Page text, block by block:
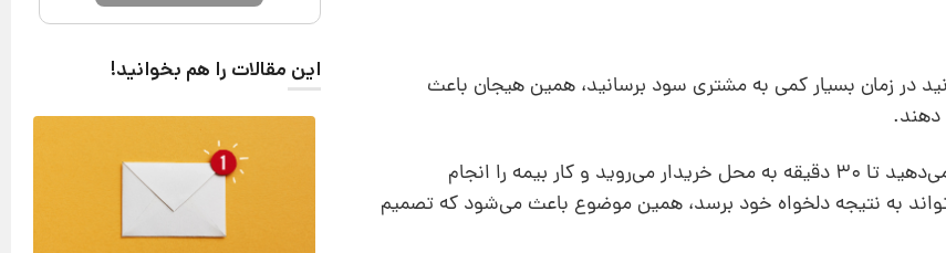
در زمان بسیار کمی به مشتری سود برسانید، همین هیجان باعث
دهند.
فرض کنید کار شما فروش بیمه است و در تبلیغ قول می‌دهید تا 30 دقیقه به محل خریدار می‌روید و کار بیمه را انجام
به نتیجه دلخواه خود برسد، همین موضوع باعث می‌شود که تصمیم
این مقالات را هم بخوانید!